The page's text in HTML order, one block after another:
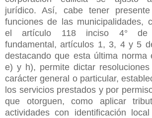
jurídico. Así, cabe tener
funciones de las municipalidades,
el artículo 118 inciso 4° de
fundamental, artículos 1, 3, 4 y 5
destacando que esta última norma
e) y h), permite dictar resoluciones
carácter general o particular,
los servicios prestados y por
que otorguen, como aplicar
actividades con identificación